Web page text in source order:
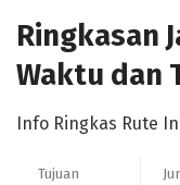
Ringkasan
Waktu dan
Info Ringkas Rute
Tujuan